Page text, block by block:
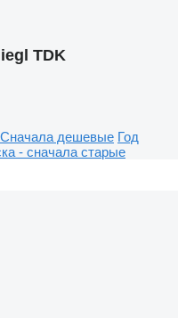
TDK
Сначала дешевые Год
- сначала старые